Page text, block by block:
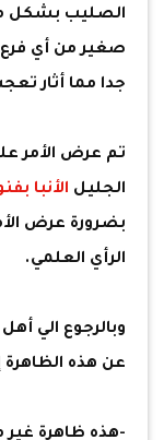
الصليب بشكل
صغير من أي
جدا مما أثار
تم عرض الأمر
الجليل الأنبا
بضرورة عرض
الرأي العلمي.
وبالرجوع الي
عن هذه الظاهرة
-هذه ظاهرة غير